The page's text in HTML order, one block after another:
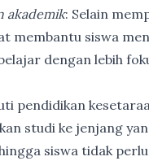
akademik: Selain
membantu siswa
dengan lebih
pendidikan
studi ke jenjang
siswa tidak